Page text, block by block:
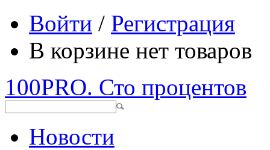
Войти / Регистрация
В корзине нет товаров
100PRO. Сто процентов
Новости